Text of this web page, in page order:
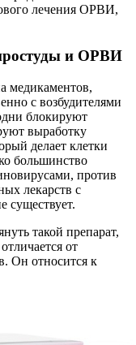
лечения ОРВИ,
и ОРВИ
медикаментов,
с возбудителями
блокируют
выработку
делает клетки
большинство
против
лекарств с
существует.
такой препарат,
от
Он относится к